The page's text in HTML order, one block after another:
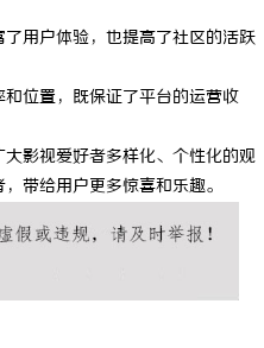
用户体验，也提高了社区的活跃
位置，既保证了平台的运营收
影视爱好者多样化、个性化的观
带给用户更多惊喜和乐趣。
患者口干眼燥熬多年，一个周期缓过